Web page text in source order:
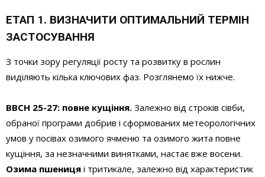
ЕТАП 1. ВИЗНАЧИТИ ОПТИМАЛЬНИЙ ТЕРМІН
ЗАСТОСУВАННЯ
З точки зору регуляції росту та розвитку в рослин
виділяють кілька ключових фаз. Розглянемо їх нижче.
BBCH 25-27: повне кущіння. Залежно від строків сівби,
обраної програми добрив і сформованих метеорологічних
умов у посівах озимого ячменю та озимого жита повне
кущіння, за незначними винятками, настає вже восени.
Озима пшениця і тритикале, залежно від характеристик